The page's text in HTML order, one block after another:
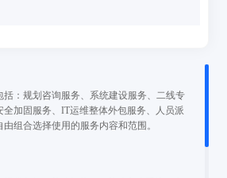
：规划咨询服务、系统建设服务、二线专
加固服务、IT运维整体外包服务、人员派
组合选择使用的服务内容和范围。